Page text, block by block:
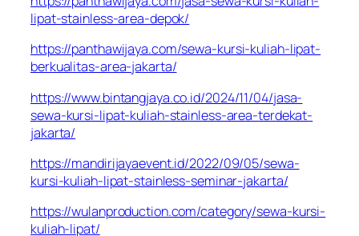
lipat-stainless-area-depok/
https://panthawijaya.com/sewa-kursi-kuliah-lipat-
berkualitas-area-jakarta/
https://www.bintangjaya.co.id/2024/11/04/jasa-
sewa-kursi-lipat-kuliah-stainless-area-terdekat-
jakarta/
https://mandirijayaevent.id/2022/09/05/sewa-
kursi-kuliah-lipat-stainless-seminar-jakarta/
https://wulanproduction.com/category/sewa-kursi-
kuliah-lipat/